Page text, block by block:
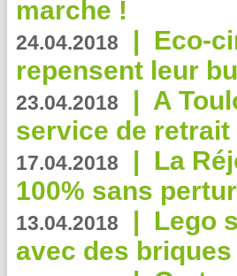
marche !
24.04.2018 | Eco-
repensent leur
23.04.2018 | A
service de
17.04.2018 | La
100% sans
13.04.2018 | Lego
avec des